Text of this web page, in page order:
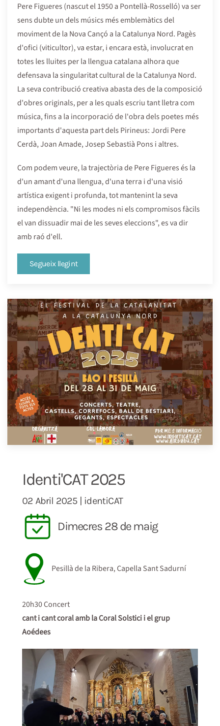
Pere Figueres (nascut el 1950 a Pontellà-Rosselló) va ser
sens dubte un dels músics més emblemàtics del
moviment de la Nova Cançó a la Catalunya Nord. Pagès
d'ofici (viticultor), va estar, i encara està, involucrat en
totes les lluites per la llengua catalana alhora que
defensava la singularitat cultural de la Catalunya Nord.
La seva contribució creativa abasta des de la composició
d'obres originals, per a les quals escriu tant lletra com
música, fins a la incorporació de l'obra dels poetes més
importants d'aquesta part dels Pirineus: Jordi Pere
Cerdà, Joan Amade, Josep Sebastià Pons i altres.
Com podem veure, la trajectòria de Pere Figueres és la
d'un amant d'una llengua, d'una terra i d'una visió
artística exigent i profunda, tot mantenint la seva
independència. "Ni les modes ni els compromisos fàcils
el van dissuadir mai de les seves eleccions", es va dir
amb raó d'ell.
Segueix llegint
Identi'CAT 2025
02 Abril 2025 | identiCAT
Dimecres 28 de maig
Pesillà de la Ribera, Capella Sant Sadurní
20h30 Concert
cant i cant coral amb la Coral Solstici i el grup
Aoédees